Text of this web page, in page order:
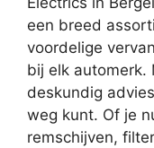
een breed
voordelige
bij elk automerk.
deskundig
weg kunt. Of je
remschijven,